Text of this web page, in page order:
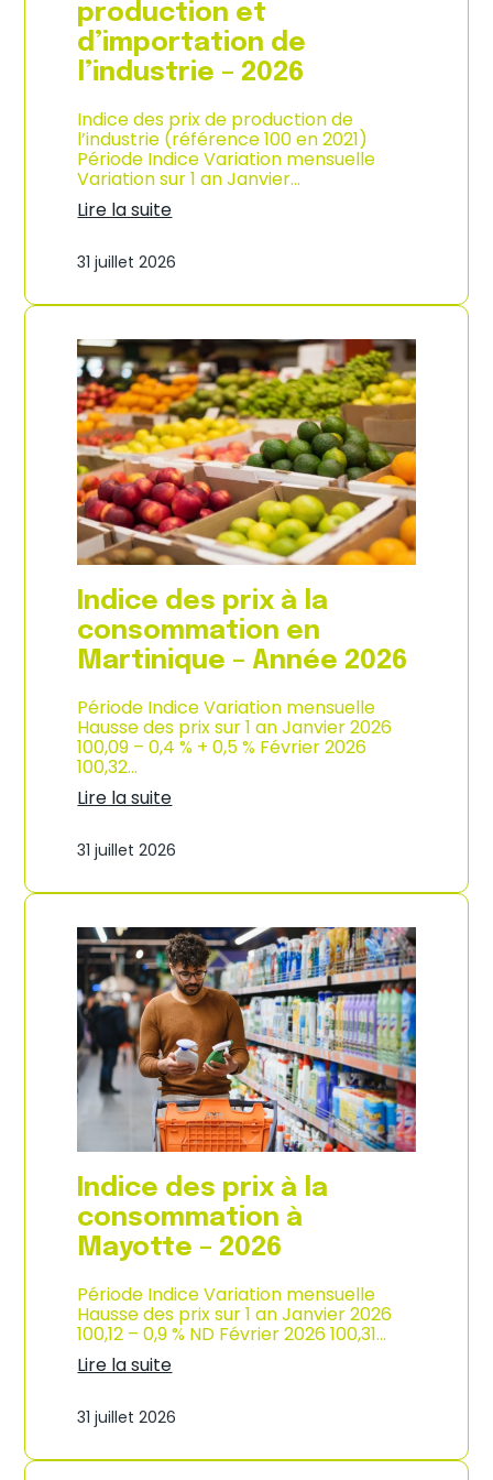
s
o
m
m
a
i
o
n
e
n
G
a
e
o
u
p
e
–
A
n
n
é
e
2
0
2
6
production et
d’importation de
l’industrie – 2026
Indice des prix de production de
l’industrie (référence 100 en 2021)
Période Indice Variation mensuelle
Variation sur 1 an Janvier…
Lire la suite
n
i
e
d
e
s
p
r
i
x
d
e
p
r
o
d
u
c
t
o
n
e
’
m
p
r
t
a
t
i
o
n
d
e
l
’
i
n
d
u
s
t
r
i
–
2
0
6
31 juillet 2026
Indice des prix à la
consommation en
Martinique – Année 2026
Période Indice Variation mensuelle
Hausse des prix sur 1 an Janvier 2026
100,09 – 0,4 % + 0,5 % Février 2026
100,32…
Lire la suite
n
i
e
d
e
s
r
i
x
à
l
a
c
o
n
s
o
m
a
t
i
n
n
M
31 juillet 2026
Indice des prix à la
consommation à
Mayotte – 2026
Période Indice Variation mensuelle
Hausse des prix sur 1 an Janvier 2026
100,12 – 0,9 % ND Février 2026 100,31…
Lire la suite
n
i
31 juillet 2026